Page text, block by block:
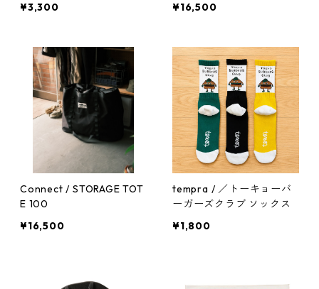
¥3,300
¥16,500
Connect / STORAGE TOT
E 100
¥16,500
tempra / ／トーキョーバ
ーガーズクラブ ソックス
¥1,800